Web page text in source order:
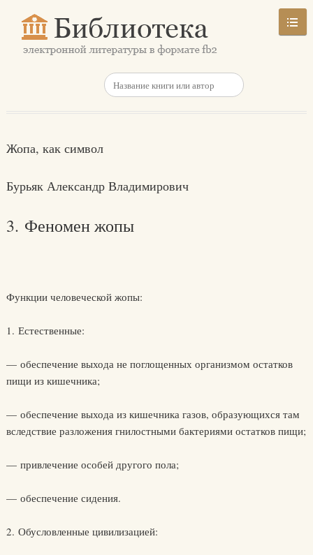
Жопа, как символ
Бурьяк Александр Владимирович
3. Феномен жопы
Функции человеческой жопы:
1. Естественные:
— обеспечение выхода не поглощенных организмом остатков
пищи из кишечника;
— обеспечение выхода из кишечника газов, образующихся там
вследствие разложения гнилостными бактериями остатков пищи;
— привлечение особей другого пола;
— обеспечение сидения.
2. Обусловленные цивилизацией: